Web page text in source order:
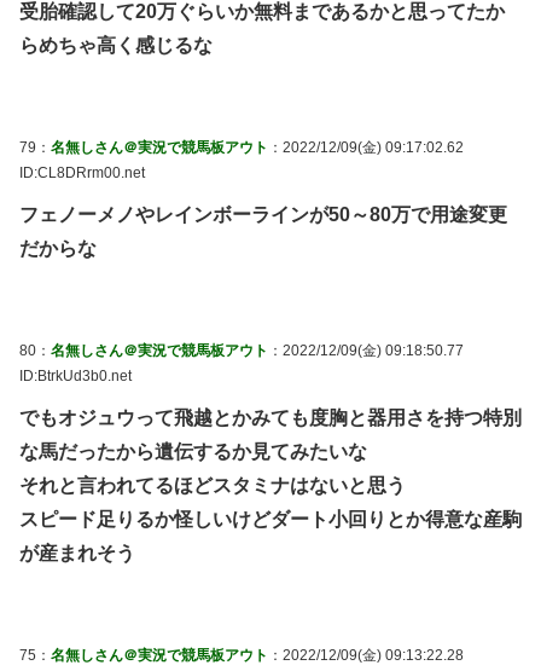
受胎確認して20万ぐらいか無料まであるかと思ってたか
らめちゃ高く感じるな
79： 名無しさん＠実況で競馬板アウト ：2022/12/09(金) 09:17:02.62
ID:CL8DRrm00.net
フェノーメノやレインボーラインが50～80万で用途変更
だからな
80： 名無しさん＠実況で競馬板アウト ：2022/12/09(金) 09:18:50.77
ID:BtrkUd3b0.net
でもオジュウって飛越とかみても度胸と器用さを持つ特別
な馬だったから遺伝するか見てみたいな
それと言われてるほどスタミナはないと思う
スピード足りるか怪しいけどダート小回りとか得意な産駒
が産まれそう
75： 名無しさん＠実況で競馬板アウト ：2022/12/09(金) 09:13:22.28